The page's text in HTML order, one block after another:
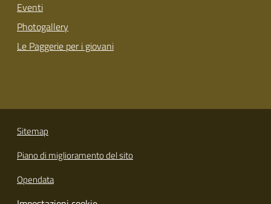
Eventi
Photogallery
Le Paggerie per i giovani
Sitemap
Piano di miglioramento del sito
Opendata